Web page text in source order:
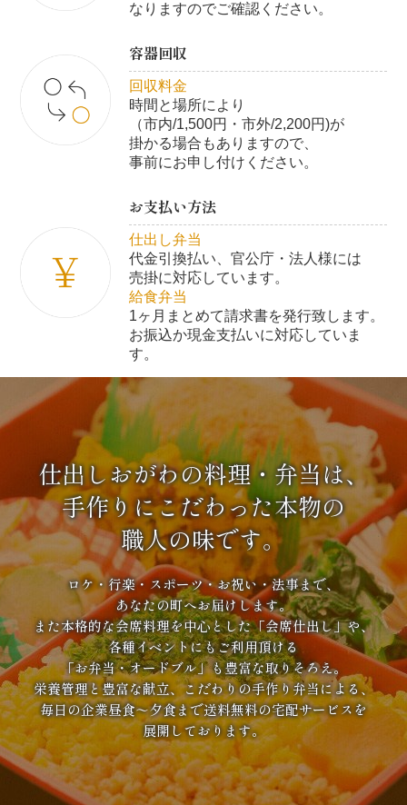
なりますのでご確認ください。
容器回収
回収料金
時間と場所により
（市内/1,500円・市外/2,200円)が
掛かる場合もありますので、
事前にお申し付けください。
お支払い方法
仕出し弁当
代金引換払い、官公庁・法人様には
売掛に対応しています。
給食弁当
1ヶ月まとめて請求書を発行致します。
お振込か現金支払いに対応していま
す。
仕出しおがわの料理・弁当は、
手作りにこだわった本物の
職人の味です。
ロケ・行楽・スポーツ・お祝い・法事まで、
あなたの町へお届けします。
また本格的な会席料理を中心とした「会席仕出し」や、
各種イベントにもご利用頂ける
「お弁当・オードブル」も豊富な取りそろえ。
栄養管理と豊富な献立、こだわりの手作り弁当による、
毎日の企業昼食～夕食まで送料無料の宅配サービスを
展開しております。